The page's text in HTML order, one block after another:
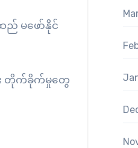
မဖော်နိုင်
း တိုက်ခိုက်မှုတွေ